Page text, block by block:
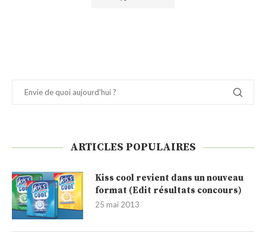
ARTICLES POPULAIRES
Kiss cool revient dans un nouveau
format (Edit résultats concours)
25 mai 2013